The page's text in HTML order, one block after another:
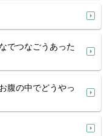
でつなごうあった
腹の中でどうやっ